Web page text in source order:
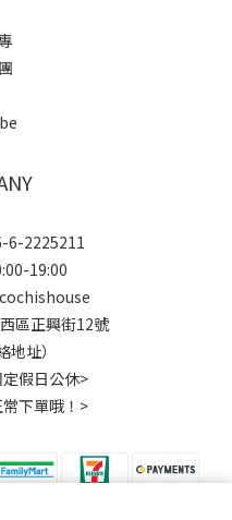
6-2225211
19:00
區正興街12號
地址）
假日公休>
下單哦！>